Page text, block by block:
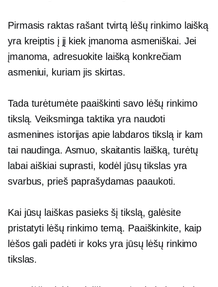
Pirmasis raktas rašant tvirtą lėšų rinkimo laišką
yra kreiptis į jį kiek įmanoma asmeniškai. Jei
įmanoma, adresuokite laišką konkrečiam
asmeniui, kuriam jis skirtas.
Tada turėtumėte paaiškinti savo lėšų rinkimo
tikslą. Veiksminga taktika yra naudoti
asmenines istorijas apie labdaros tikslą ir kam
tai naudinga. Asmuo, skaitantis laišką, turėtų
labai aiškiai suprasti, kodėl jūsų tikslas yra
svarbus, prieš paprašydamas paaukoti.
Kai jūsų laiškas pasieks šį tikslą, galėsite
pristatyti lėšų rinkimo temą. Paaiškinkite, kaip
lėšos gali padėti ir koks yra jūsų lėšų rinkimo
tikslas.